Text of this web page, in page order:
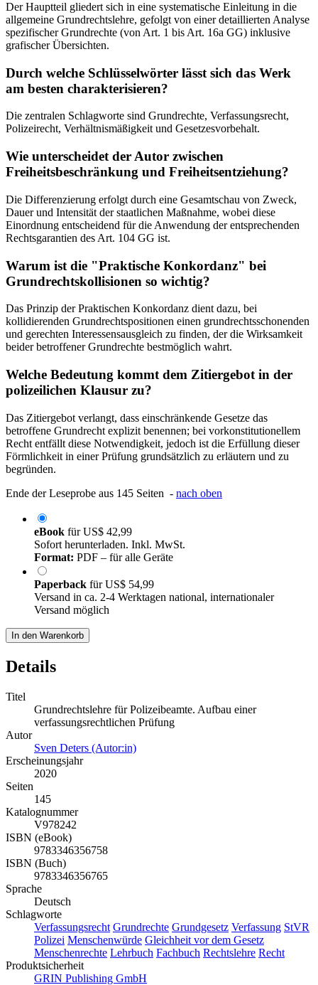
Der Hauptteil gliedert sich in eine systematische Einleitung in die
allgemeine Grundrechtslehre, gefolgt von einer detaillierten Analyse
spezifischer Grundrechte (von Art. 1 bis Art. 16a GG) inklusive
grafischer Übersichten.
Durch welche Schlüsselwörter lässt sich das Werk
am besten charakterisieren?
Die zentralen Schlagworte sind Grundrechte, Verfassungsrecht,
Polizeirecht, Verhältnismäßigkeit und Gesetzesvorbehalt.
Wie unterscheidet der Autor zwischen
Freiheitsbeschränkung und Freiheitsentziehung?
Die Differenzierung erfolgt durch eine Gesamtschau von Zweck,
Dauer und Intensität der staatlichen Maßnahme, wobei diese
Einordnung entscheidend für die Anwendung der entsprechenden
Rechtsgarantien des Art. 104 GG ist.
Warum ist die "Praktische Konkordanz" bei
Grundrechtskollisionen so wichtig?
Das Prinzip der Praktischen Konkordanz dient dazu, bei
kollidierenden Grundrechtspositionen einen grundrechtsschonenden
und gerechten Interessensausgleich zu finden, der die Wirksamkeit
beider betroffener Grundrechte bestmöglich wahrt.
Welche Bedeutung kommt dem Zitiergebot in der
polizeilichen Klausur zu?
Das Zitiergebot verlangt, dass einschränkende Gesetze das
betroffene Grundrecht explizit benennen; bei vorkonstitutionellem
Recht entfällt diese Notwendigkeit, jedoch ist die Erfüllung dieser
Förmlichkeit in einer Prüfung grundsätzlich zu erläutern und zu
begründen.
Ende der Leseprobe aus 145 Seiten - nach oben
eBook fürUS$ 42,99
Sofort herunterladen. Inkl. MwSt.
Format: PDF – für alle Geräte
Paperback fürUS$ 54,99
Versand in ca. 2-4 Werktagen national, internationaler
Versand möglich
In den Warenkorb
Details
Titel
Grundrechtslehre für Polizeibeamte. Aufbau einer
verfassungsrechtlichen Prüfung
Autor
Sven Deters (Autor:in)
Erscheinungsjahr
2020
Seiten
145
Katalognummer
V978242
ISBN (eBook)
9783346356758
ISBN (Buch)
9783346356765
Sprache
Deutsch
Schlagworte
Verfassungsrecht Grundrechte Grundgesetz Verfassung StVR
Polizei Menschenwürde Gleichheit vor dem Gesetz
Menschenrechte Lehrbuch Fachbuch Rechtslehre Recht
Produktsicherheit
GRIN Publishing GmbH